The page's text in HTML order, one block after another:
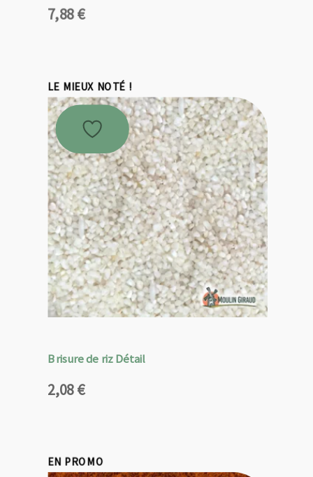
7,88€
LE MIEUX NOTÉ !
Brisure de riz Détail
2,08€
EN PROMO